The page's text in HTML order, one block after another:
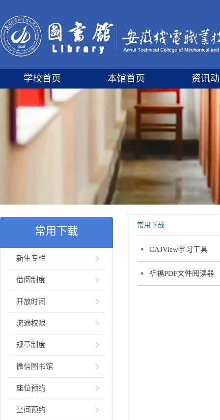
学校首页 本馆首页 资讯
常用下载
新生专栏
借阅制度
开放时间
流通权限
规章制度
微信图书馆
座位预约
空间预约
常用下载
CAJView学习工具
祈福PDF文件阅读器